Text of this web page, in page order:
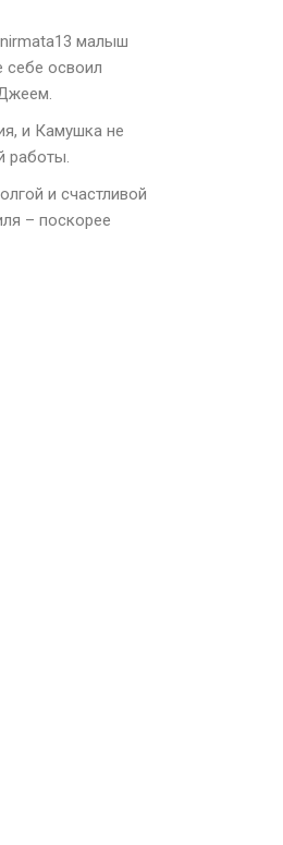
малыш
себе освоил
и Камушка не
работы.
и счастливой
– поскорее